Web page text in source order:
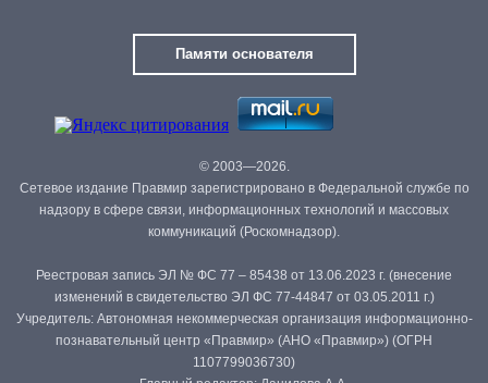
Памяти основателя
© 2003—2026.
Сетевое издание Правмир зарегистрировано в Федеральной службе по
надзору в сфере связи, информационных технологий и массовых
коммуникаций (Роскомнадзор).
Реестровая запись ЭЛ № ФС 77 – 85438 от 13.06.2023 г. (внесение
изменений в свидетельство ЭЛ ФС 77-44847 от 03.05.2011 г.)
Учредитель: Автономная некоммерческая организация информационно-
познавательный центр «Правмир» (АНО «Правмир») (ОГРН
1107799036730)